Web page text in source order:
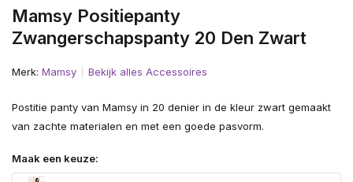
Mamsy Positiepanty
Zwangerschapspanty 20 Den Zwart
Merk: Mamsy Bekijk alles Accessoires
Postitie panty van Mamsy in 20 denier in de kleur zwart gemaakt
van zachte materialen en met een goede pasvorm.
Maak een keuze: